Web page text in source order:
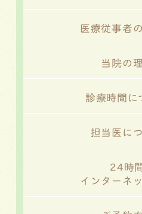
医療従事者
当院の
診療時間に
担当医に
24時
インターネ